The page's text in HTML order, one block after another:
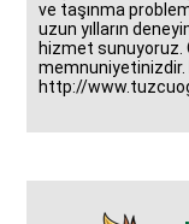
ve taşınma
uzun yılların
hizmet sunuyoruz.
memnuniyetinizdir.
http://